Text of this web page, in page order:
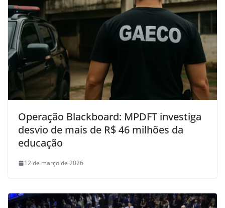
Operação Blackboard: MPDFT investiga
desvio de mais de R$ 46 milhões da
educação
12 de março de 2026